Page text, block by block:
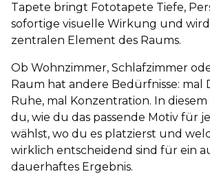
Tapete bringt Fototapete Tiefe,
sofortige visuelle Wirkung und
zentralen Element des Raums.
Ob Wohnzimmer, Schlafzimmer
Raum hat andere Bedürfnisse: mal
Ruhe, mal Konzentration. In
du, wie du das passende Motiv für
wählst, wo du es platzierst und
wirklich entscheidend sind für ein
dauerhaftes Ergebnis.